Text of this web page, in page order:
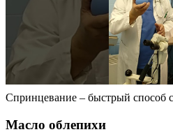
Спринцевание – быстрый способ
Масло облепихи